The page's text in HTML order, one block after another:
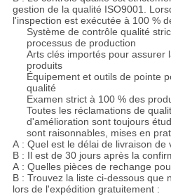
gestion de la qualité ISO9001.
l'inspection est exécutée à 100 %
Système de contrôle qualité
processus de production
Arts clés importés pour assurer
produits
Équipement et outils de pointe
qualité
Examen strict à 100 % des
Toutes les réclamations de
d'amélioration sont toujours
sont raisonnables, mises en
A : Quel est le délai de livraison de
B : Il est de 30 jours après la
A : Quelles pièces de rechange
B : Trouvez la liste ci-dessous que
lors de l'expédition gratuitement :